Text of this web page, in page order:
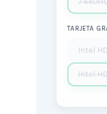
TARJETA
Intel
Intel